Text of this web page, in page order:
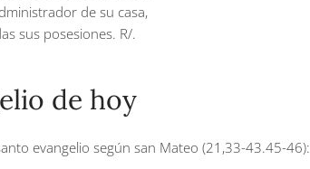
de su casa,
sus posesiones. R/.
de hoy
evangelio según san Mateo (21,33-43.45-46):